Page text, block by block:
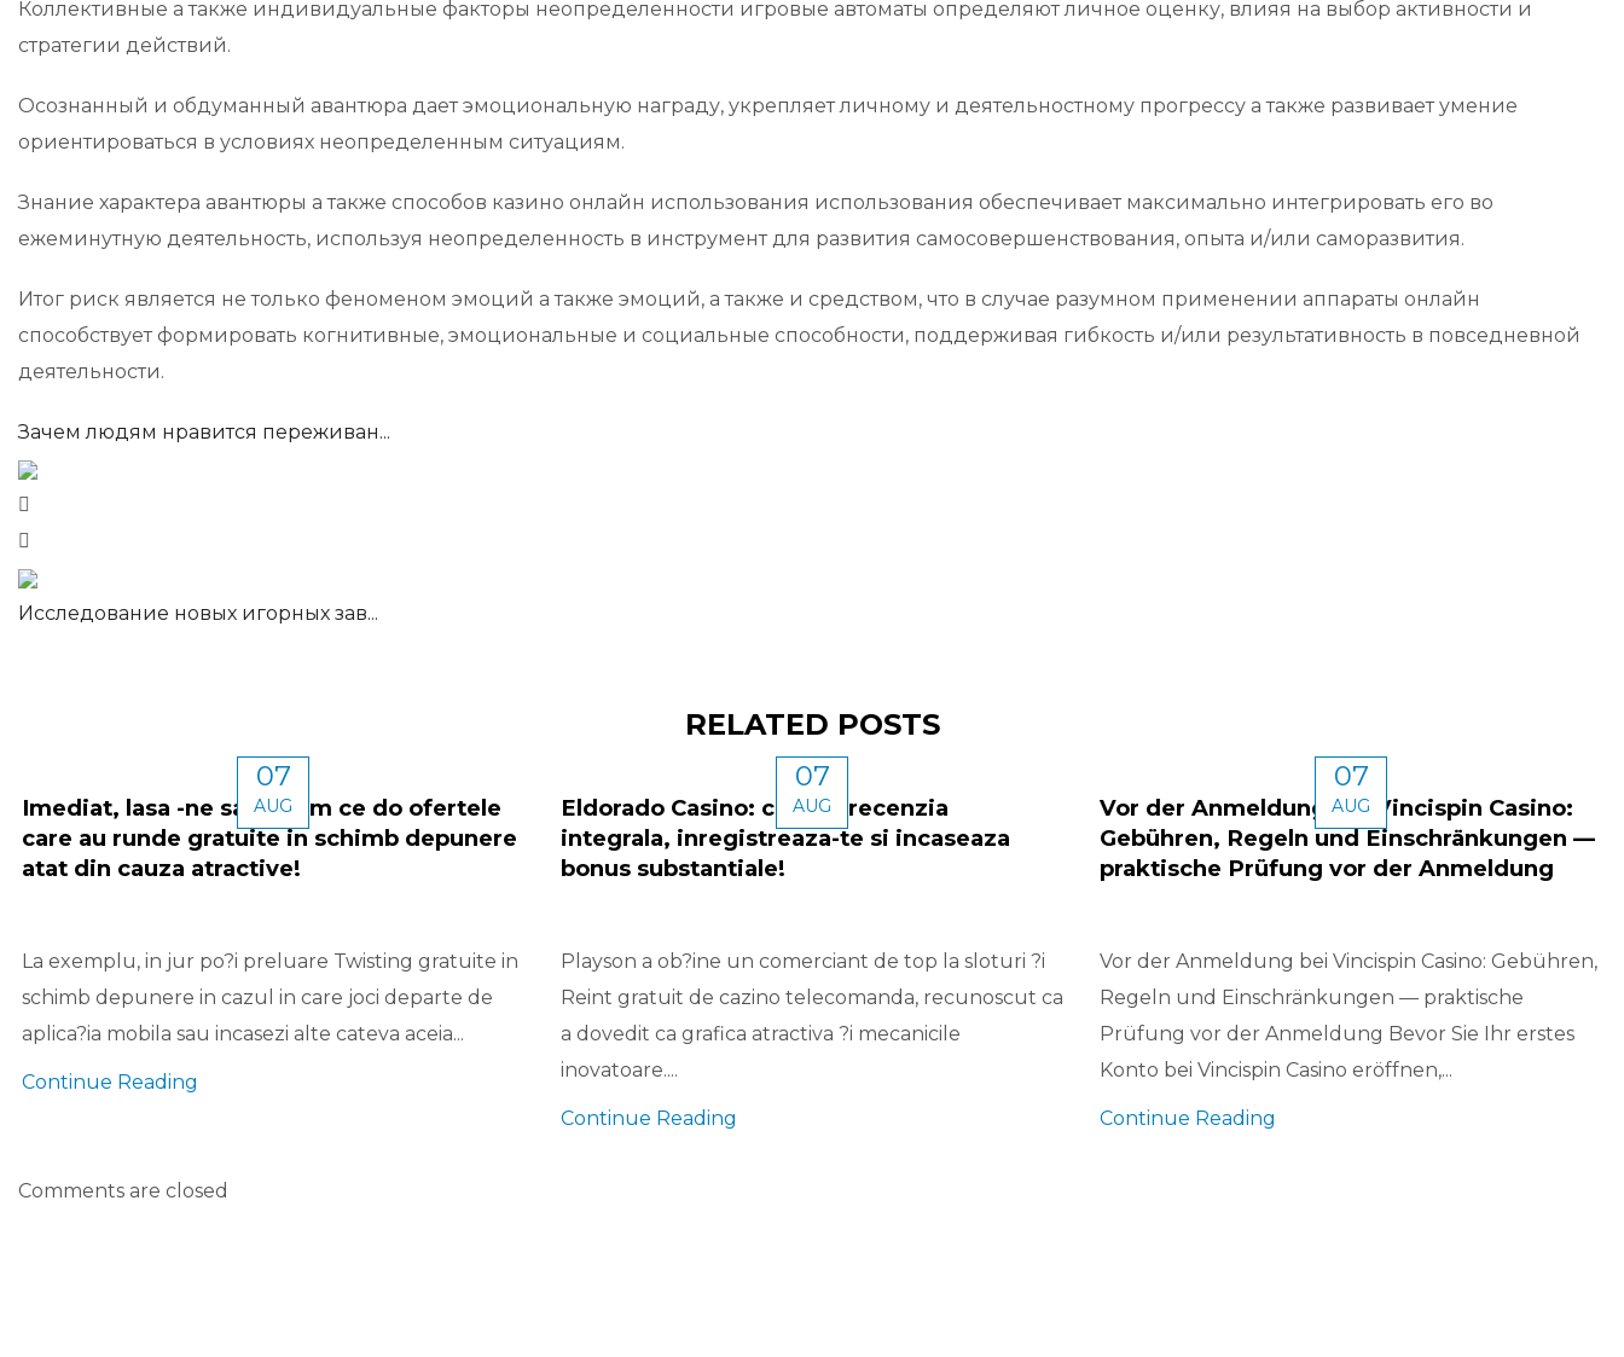
Коллективные а также индивидуальные факторы неопределенности игровые автоматы определяют личное оценку, влияя на выбор активности и
стратегии действий.
Осознанный и обдуманный авантюра дает эмоциональную награду, укрепляет личному и деятельностному прогрессу а также развивает умение
ориентироваться в условиях неопределенным ситуациям.
Знание характера авантюры а также способов казино онлайн использования использования обеспечивает максимально интегрировать его во
ежеминутную деятельность, используя неопределенность в инструмент для развития самосовершенствования, опыта и/или саморазвития.
Итог риск является не только феноменом эмоций а также эмоций, а также и средством, что в случае разумном применении аппараты онлайн
способствует формировать когнитивные, эмоциональные и социальные способности, поддерживая гибкость и/или результативность в повседневной
деятельности.
Зачем людям нравится переживан...
Исследование новых игорных зав...
RELATED POSTS
07
AUG
Imediat, lasa -ne sa vedem ce do ofertele
care au runde gratuite in schimb depunere
atat din cauza atractive!
La exemplu, in jur po?i preluare Twisting gratuite in
schimb depunere in cazul in care joci departe de
aplica?ia mobila sau incasezi alte cateva aceia...
Continue Reading
07
AUG
Eldorado Casino: citeste recenzia
integrala, inregistreaza-te si incaseaza
bonus substantiale!
Playson a ob?ine un comerciant de top la sloturi ?i
Reint gratuit de cazino telecomanda, recunoscut ca
a dovedit ca grafica atractiva ?i mecanicile
inovatoare....
Continue Reading
07
AUG
Vor der Anmeldung bei Vincispin Casino:
Gebühren, Regeln und Einschränkungen —
praktische Prüfung vor der Anmeldung
Vor der Anmeldung bei Vincispin Casino: Gebühren,
Regeln und Einschränkungen — praktische
Prüfung vor der Anmeldung Bevor Sie Ihr erstes
Konto bei Vincispin Casino eröffnen,...
Continue Reading
Comments are closed